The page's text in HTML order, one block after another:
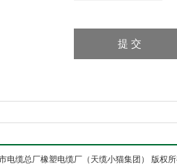
电缆总厂橡塑电缆厂（天缆小猫集团） 版权